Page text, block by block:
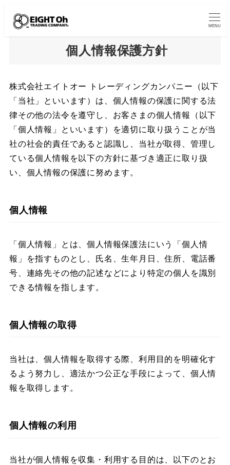
MENU
個人情報保護方針​
株式会社エイトオー トレーディングカンパニー（以下
「当社」といいます）は、個人情報の保護に関する法
律その他の法令を遵守し、お客さまの個人情報（以下
「個人情報」といいます）を適切に取り扱うことが当
社の社会的責任であると認識し、当社が取得、管理し
ている個人情報を以下の方針に基づき適正に取り扱
い、個人情報の保護に努めます。​
個人情報
「個人情報」とは、個人情報保護法にいう「個人情
報」を指すものとし、氏名、生年月日、住所、電話番
号、連絡先その他の記述などにより特定の個人を識別
できる情報を指します。​
個人情報の取得
当社は、個人情報を取得する際、利用目的を明確化す
るよう努力し、適法かつ公正な手段によって、個人情
報を取得します。​​
個人情報の利用
当社が個人情報を収集・利用する目的は、以下のとお